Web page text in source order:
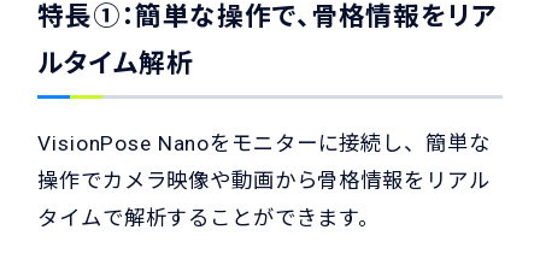
特長①：簡単な操作で、骨格情報をリア
ルタイム解析
VisionPose Nanoをモニターに接続し、簡単な
操作でカメラ映像や動画から骨格情報をリアル
タイムで解析することができます。